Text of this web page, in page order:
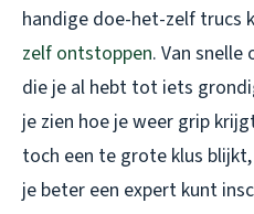
handige doe-het-zelf trucs
zelf ontstoppen. Van
die je al hebt tot iets
je zien hoe je weer grip
toch een te grote klus
je beter een expert kunt